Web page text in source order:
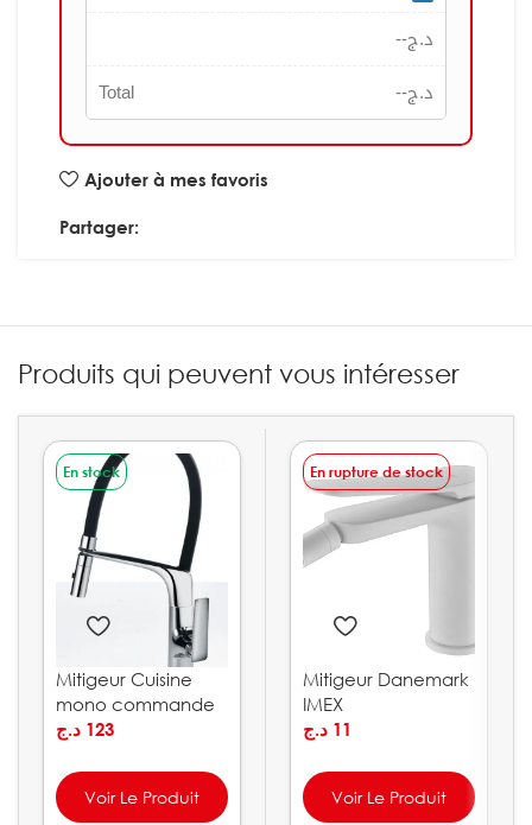
--د.ج
Total
--د.ج
Ajouter à mes favoris
Partager:
Produits qui peuvent vous intéresser
En stock
Mitigeur Cuisine
mono commande
Lanzarote IMEX
123 د.ج
Voir Le Produit
En rupture de stock
Mitigeur Danemark
IMEX
11 د.ج
Voir Le Produit